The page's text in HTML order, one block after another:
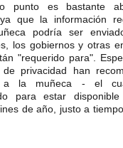
punto es bastante
que la información
podría ser
los gobiernos y otras
"requerido para".
privacidad han
a la muñeca - el
para estar
de año, justo a